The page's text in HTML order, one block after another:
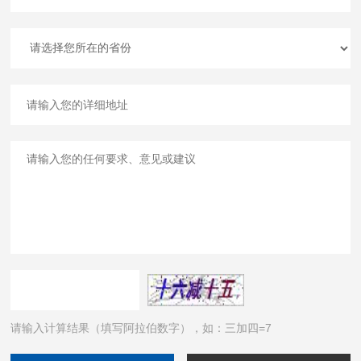
请输入计算结果（填写阿拉伯数字），如：三加四=7